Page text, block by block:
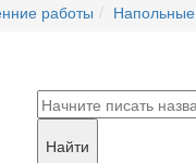
работы
Найти